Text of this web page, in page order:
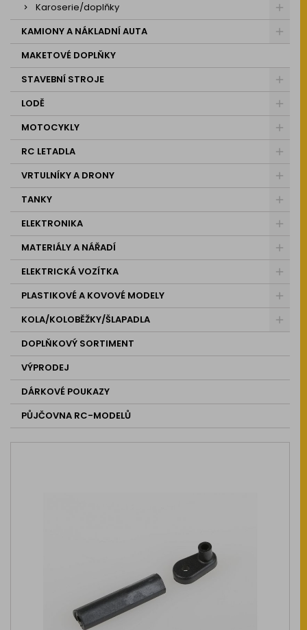
Karoserie/doplňky
KAMIONY A NÁKLADNÍ AUTA
MAKETOVÉ DOPLŇKY
STAVEBNÍ STROJE
LODĚ
MOTOCYKLY
RC LETADLA
VRTULNÍKY A DRONY
TANKY
ELEKTRONIKA
MATERIÁLY A NÁŘADÍ
ELEKTRICKÁ VOZÍTKA
PLASTIKOVÉ A KOVOVÉ MODELY
KOLA/KOLOBĚŽKY/ŠLAPADLA
DOPLŇKOVÝ SORTIMENT
VÝPRODEJ
DÁRKOVÉ POUKAZY
PŮJČOVNA RC-MODELŮ